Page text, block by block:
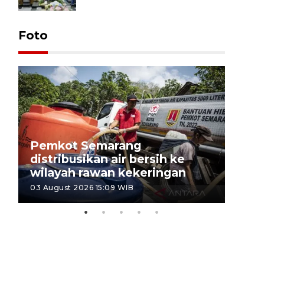
Foto
Pemkot Semarang
distribusikan air bersih ke
wilayah rawan kekeringan
03 August 2026 15:09 WIB